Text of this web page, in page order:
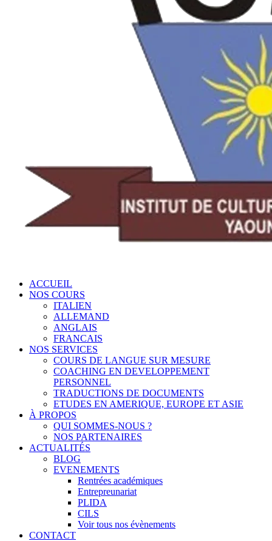
ACCUEIL
NOS COURS
ITALIEN
ALLEMAND
ANGLAIS
FRANCAIS
NOS SERVICES
COURS DE LANGUE SUR MESURE
COACHING EN DEVELOPPEMENT
PERSONNEL
TRADUCTIONS DE DOCUMENTS
ETUDES EN AMERIQUE, EUROPE ET ASIE
À PROPOS
QUI SOMMES-NOUS ?
NOS PARTENAIRES
ACTUALITÉS
BLOG
EVENEMENTS
Rentrées académiques
Entrepreunariat
PLIDA
CILS
Voir tous nos évènements
CONTACT